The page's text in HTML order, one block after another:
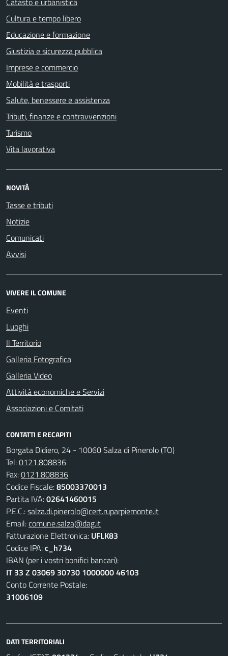
Cultura e tempo libero
Educazione e formazione
Giustizia e sicurezza pubblica
Imprese e commercio
Mobilità e trasporti
Salute, benessere e assistenza
Tributi, finanze e contravvenzioni
Turismo
Vita lavorativa
NOVITÀ
Tasse e tributi
Notizie
Comunicati
Avvisi
VIVERE IL COMUNE
Eventi
Luoghi
Il Territorio
Galleria Fotografica
Galleria Video
Attività economiche e Servizi
Associazioni e Comitati
CONTATTI E RECAPITI
Borgata Didiero, 24 - 10060 Salza di Pinerolo (TO)
Tel:0121.808836
Fax:0121.808836
Codice Fiscale:85003370013
Partita IVA:02641460015
P.E.C.:salza.di.pinerolo@cert.ruparpiemonte.it
Email:comune.salza@dag.it
Fatturazione Elettronica: UFLK83
Codice IPA:c_h734
IBAN (per i vostri bonifici bancari):
IT 33 Z 03069 30730 1000000 46103
Conto Corrente Postale:
31006109
DATI TERRITORIALI